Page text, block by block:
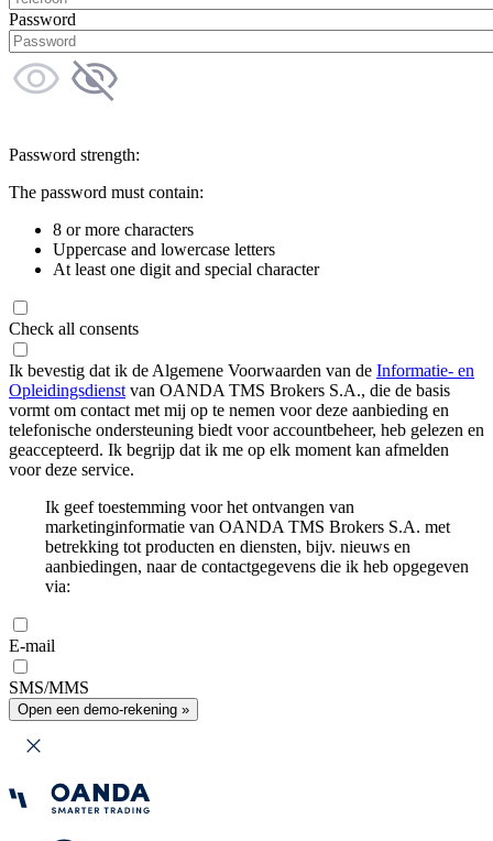
Password
Password strength:
The password must contain:
8 or more characters
Uppercase and lowercase letters
At least one digit and special character
Check all consents
Ik bevestig dat ik de Algemene Voorwaarden van de Informatie- en
Opleidingsdienst van OANDA TMS Brokers S.A., die de basis
vormt om contact met mij op te nemen voor deze aanbieding en
telefonische ondersteuning biedt voor accountbeheer, heb gelezen en
geaccepteerd. Ik begrijp dat ik me op elk moment kan afmelden
voor deze service.
Ik geef toestemming voor het ontvangen van
marketinginformatie van OANDA TMS Brokers S.A. met
betrekking tot producten en diensten, bijv. nieuws en
aanbiedingen, naar de contactgegevens die ik heb opgegeven
via:
E-mail
SMS/MMS
Open een demo-rekening »